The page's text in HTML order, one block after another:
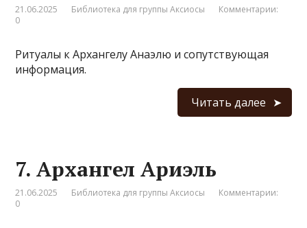
21.06.2025 Библиотека для группы Аксиосы
Комментарии:
0
Ритуалы к Архангелу Анаэлю и сопутствующая
информация.
Читать далее
7. Архангел Ариэль
21.06.2025 Библиотека для группы Аксиосы
Комментарии:
0